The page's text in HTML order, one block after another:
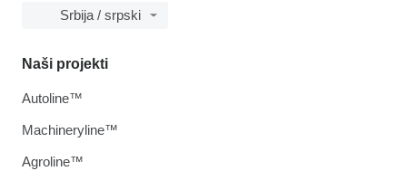
Srbija / srpski
Naši projekti
Autoline™
Machineryline™
Agroline™